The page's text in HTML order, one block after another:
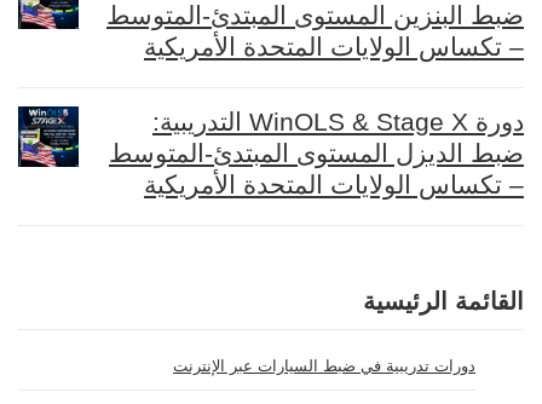
ضبط البنزين المستوى المبتدئ-المتوسط
– تكساس الولايات المتحدة الأمريكية
دورة WinOLS & Stage X التدريبية:
ضبط الديزل المستوى المبتدئ-المتوسط
– تكساس الولايات المتحدة الأمريكية
القائمة الرئيسية
دورات تدريبية في ضبط السيارات عبر الإنترنت